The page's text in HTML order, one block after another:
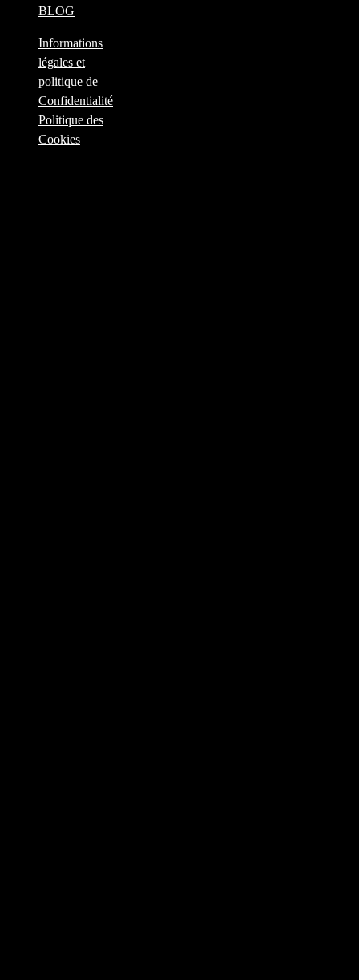
BLOG
Informations
légales et
politique de
Confidentialité
Politique des
Cookies